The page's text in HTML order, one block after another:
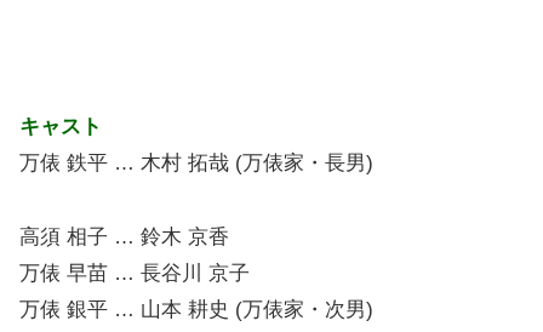
キャスト
万俵 鉄平 … 木村 拓哉 (万俵家・長男)
高須 相子 … 鈴木 京香
万俵 早苗 … 長谷川 京子
万俵 銀平 … 山本 耕史 (万俵家・次男)